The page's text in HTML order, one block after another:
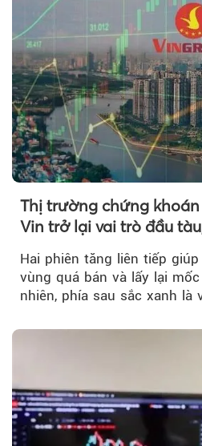
Thị trường chứng
Vin trở lại vai trò đầu
Hai phiên tăng liên tiếp
vùng quá bán và lấy lại
nhiên, phía sau sắc xanh là
tiền vẫn chưa thực sự trở